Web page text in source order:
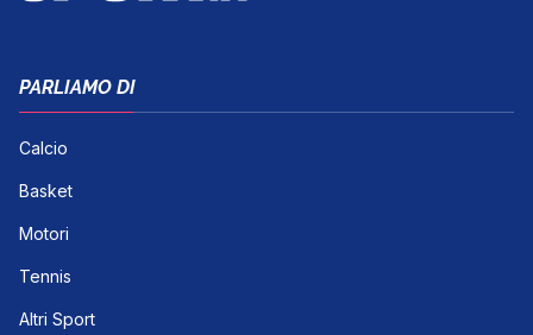
PARLIAMO DI
Calcio
Basket
Motori
Tennis
Altri Sport